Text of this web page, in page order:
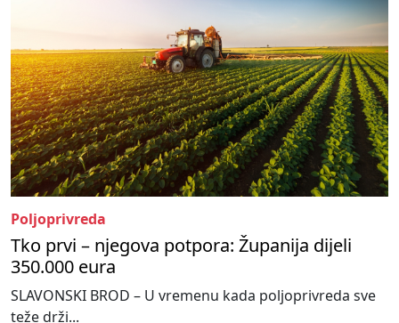
Poljoprivreda
Tko prvi – njegova potpora: Županija dijeli
350.000 eura
SLAVONSKI BROD – U vremenu kada poljoprivreda sve
teže drži...